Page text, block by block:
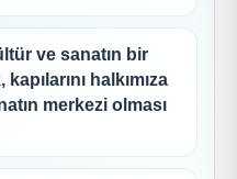
ve sanatın bir
halkımıza
merkezi olması